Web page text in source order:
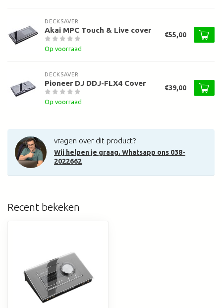
DECKSAVER
Akai MPC Touch & Live cover
Op voorraad
€55,00
DECKSAVER
Pioneer DJ DDJ-FLX4 Cover
Op voorraad
€39,00
vragen over dit product?
Wij helpen je graag. Whatsapp ons 038-
2022662
Recent bekeken